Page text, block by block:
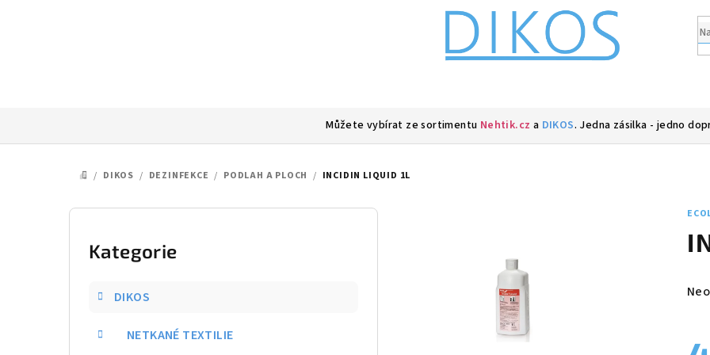
Můžete vybírat ze sortimentu Nehtik.cz a DIKOS. Jedna zásilka - jedno
DOMŮ
/ DIKOS / DEZINFEKCE / PODLAH A PLOCH / INCIDIN LIQUID 1L
P
Přeskočit
kategorie
Kategorie
DIKOS
NETKANÉ TEXTILIE
je